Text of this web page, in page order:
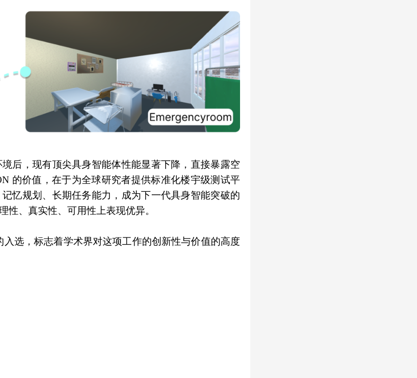
后，现有顶尖具身智能体性能显著下降，直接暴露空
的价值，在于为全球研究者提供标准化楼宇级测试平
忆规划、长期任务能力，成为下一代具身智能突破的
性、真实性、可用性上表现优异。
选，标志着学术界对这项工作的创新性与价值的高度